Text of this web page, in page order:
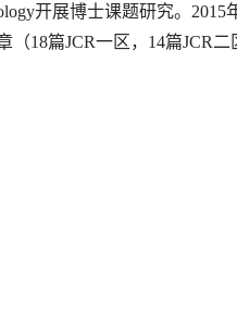
开展博士课题研究。
18篇JCR一区，14篇JCR